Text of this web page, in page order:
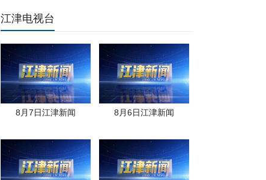
江津电视台
8月7日江津新闻 8月6日江津新闻